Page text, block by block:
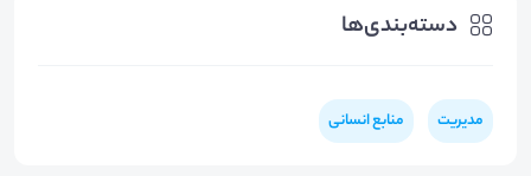
دسته‌بندی‌ها
مدیریت منابع انسانی